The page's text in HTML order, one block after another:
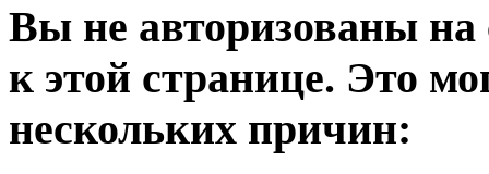
Вы не авторизованы на
к этой странице. Это
нескольких причин: